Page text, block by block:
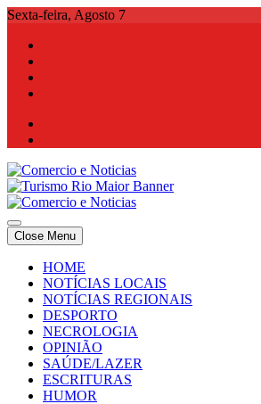
Skip
content
Sexta-feira, Agosto 7
Comercio e Noticias
Notícias e Publicidade Online
Comercio e Noticias
Notícias e Publicidade Online
Close Menu
HOME
NOTÍCIAS LOCAIS
NOTÍCIAS REGIONAIS
DESPORTO
NECROLOGIA
OPINIÃO
SAÚDE/LAZER
ESCRITURAS
HUMOR